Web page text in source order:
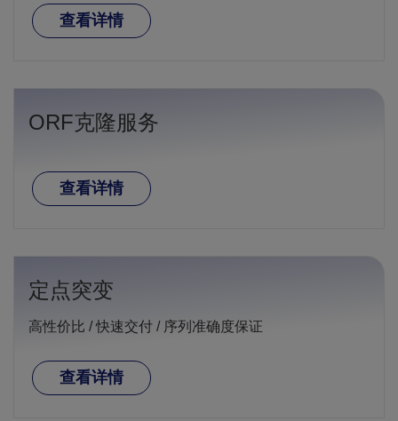
查看详情
ORF克隆服务
查看详情
定点突变
高性价比 / 快速交付 / 序列准确度保证
查看详情